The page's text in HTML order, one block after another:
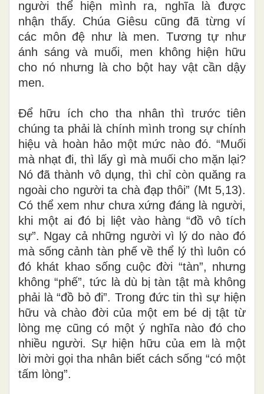
người thể hiện mình ra, nghĩa là được
nhận thấy. Chúa Giêsu cũng đã từng ví
các môn đệ như là men. Tương tự như
ánh sáng và muối, men không hiện hữu
cho nó nhưng là cho bột hay vật cần dậy
men.
Để hữu ích cho tha nhân thì trước tiên
chúng ta phải là chính mình trong sự chính
hiệu và hoàn hảo một mức nào đó. “Muối
mà nhạt đi, thì lấy gì mà muối cho mặn lại?
Nó đã thành vô dụng, thì chỉ còn quăng ra
ngoài cho người ta chà đạp thôi” (Mt 5,13).
Có thể xem như chưa xứng đáng là người,
khi một ai đó bị liệt vào hàng “đồ vô tích
sự”. Ngay cả những người vì lý do nào đó
mà sống cảnh tàn phế về thể lý thì luôn có
đó khát khao sống cuộc đời “tàn”, nhưng
không “phế”, tức là dù bị tàn tật mà không
phải là “đồ bỏ đi”. Trong đức tin thì sự hiện
hữu và chào đời của một em bé dị tật từ
lòng mẹ cũng có một ý nghĩa nào đó cho
nhiều người. Sự hiện hữu của em là một
lời mời gọi tha nhân biết cách sống “có một
tấm lòng”.